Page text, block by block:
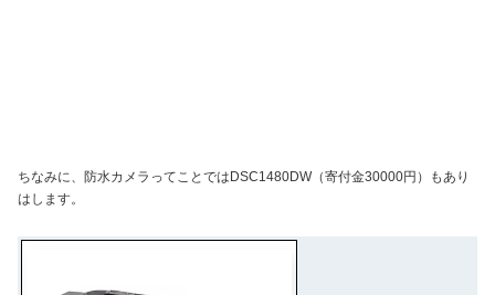
ちなみに、防水カメラってことではDSC1480DW（寄付金30000円）もあり
はします。